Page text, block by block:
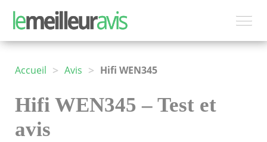
Accueil > Avis > Hifi WEN345
Hifi WEN345 – Test et
avis